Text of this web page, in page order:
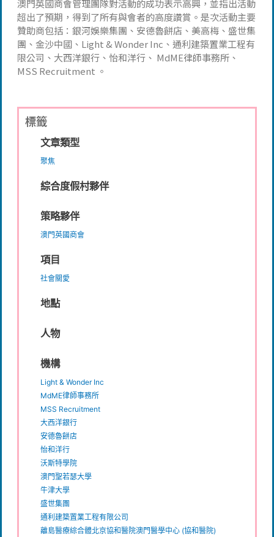
澳門英國商會管理團隊對活動的成功表示高興，並指出活動
超出了預期，得到了所有與會者的高度讚賞。是次活動主要
贊助商包括：銀河娛樂集團、安德魯餅店、美高梅、盛世集
團、金沙中國、Light & Wonder Inc、通利建築置業工程有
限公司、大西洋銀行、怡和洋行、 MdME律師事務所、
MSS Recruitment 。
標籤
文章類型
聚焦
綜合度假村夥伴
策略夥伴
澳門英國商會
項目
社會關愛
地點
人物
機構
Light & Wonder Inc
MdME律師事務所
MSS Recruitment
大西洋銀行
安德魯餅店
怡和洋行
沃斯特學院
澳門聖若瑟大學
牛津大學
盛世集團
通利建築置業工程有限公司
離島醫療綜合體北京協和醫院澳門醫學中心 (協和醫院)